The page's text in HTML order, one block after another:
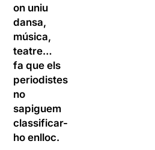
on uniu
dansa,
música,
teatre…
fa que els
periodistes
no
sapiguem
classificar-
ho enlloc.